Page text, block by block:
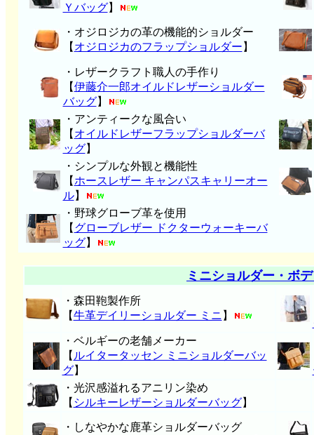
Ｙバッグ】
・オジロジカの革の機能的ショルダー
【 オジロジカのフラップショルダー 】
・レザークラフト職人の手作り
【伊藤介一郎オイルドレザーショルダー
バッグ】
・アンティークな風合い
【 オイルドレザーフラップショルダーバ
ッグ】
・シンプルな外観と機能性
【 ホースレザー キャンパスキャリーオー
ル】
・野球グローブ革を使用
【 グローブレザー ドクターウォーキーバ
ッグ】
ミニショルダー・ボ
・森田鞄製作所
【牛革デイリーショルダー ミニ 】
・ベルギーの老舗メーカー
【 ルイタータッセン ミニショルダーバッ
グ】
・光沢感溢れるアニリン染め
【 シルキーレザーショルダーバッグ】
・しなやかな鹿革ショルダーバッグ